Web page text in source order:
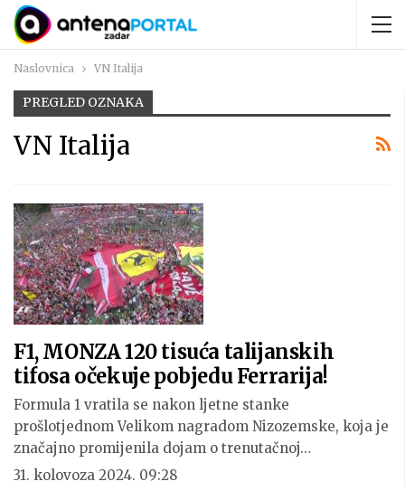
Naslovnica VN Italija
PREGLED OZNAKA
VN Italija
F1, MONZA 120 tisuća talijanskih
tifosa očekuje pobjedu Ferrarija!
Formula 1 vratila se nakon ljetne stanke
prošlotjednom Velikom nagradom Nizozemske, koja je
značajno promijenila dojam o trenutačnoj…
31. kolovoza 2024. 09:28